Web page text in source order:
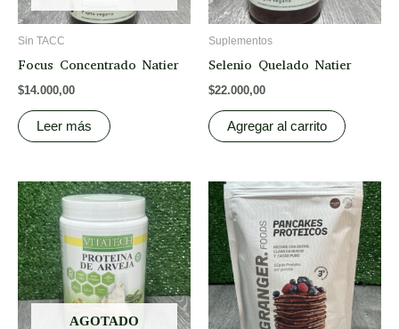
Sin TACC
Focus Concentrado Natier
$14.000,00
Leer más
Suplementos
Selenio Quelado Natier
$22.000,00
Agregar al carrito
AGOTADO
Price
range:
$18.500,00
through
$20.500,00
This
has
The